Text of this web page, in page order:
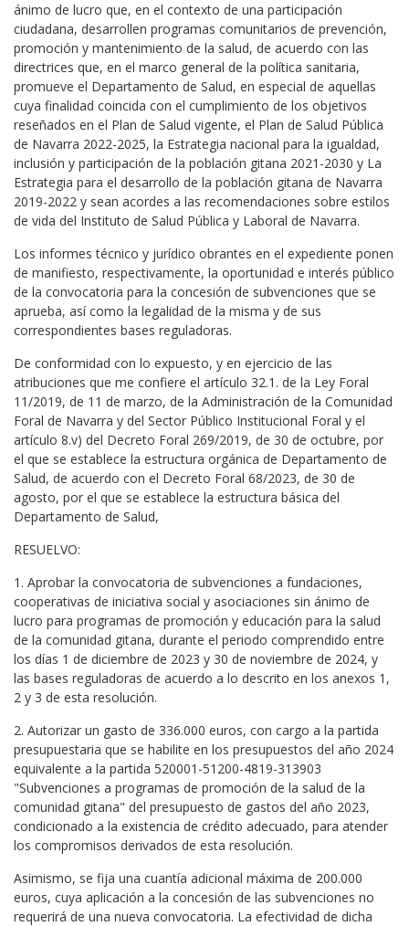
ánimo de lucro que, en el contexto de una participación
ciudadana, desarrollen programas comunitarios de prevención,
promoción y mantenimiento de la salud, de acuerdo con las
directrices que, en el marco general de la política sanitaria,
promueve el Departamento de Salud, en especial de aquellas
cuya finalidad coincida con el cumplimiento de los objetivos
reseñados en el Plan de Salud vigente, el Plan de Salud Pública
de Navarra 2022-2025, la Estrategia nacional para la igualdad,
inclusión y participación de la población gitana 2021-2030 y La
Estrategia para el desarrollo de la población gitana de Navarra
2019-2022 y sean acordes a las recomendaciones sobre estilos
de vida del Instituto de Salud Pública y Laboral de Navarra.
Los informes técnico y jurídico obrantes en el expediente ponen
de manifiesto, respectivamente, la oportunidad e interés público
de la convocatoria para la concesión de subvenciones que se
aprueba, así como la legalidad de la misma y de sus
correspondientes bases reguladoras.
De conformidad con lo expuesto, y en ejercicio de las
atribuciones que me confiere el artículo 32.1. de la Ley Foral
11/2019, de 11 de marzo, de la Administración de la Comunidad
Foral de Navarra y del Sector Público Institucional Foral y el
artículo 8.v) del Decreto Foral 269/2019, de 30 de octubre, por
el que se establece la estructura orgánica de Departamento de
Salud, de acuerdo con el Decreto Foral 68/2023, de 30 de
agosto, por el que se establece la estructura básica del
Departamento de Salud,
RESUELVO:
1. Aprobar la convocatoria de subvenciones a fundaciones,
cooperativas de iniciativa social y asociaciones sin ánimo de
lucro para programas de promoción y educación para la salud
de la comunidad gitana, durante el periodo comprendido entre
los días 1 de diciembre de 2023 y 30 de noviembre de 2024, y
las bases reguladoras de acuerdo a lo descrito en los anexos 1,
2 y 3 de esta resolución.
2. Autorizar un gasto de 336.000 euros, con cargo a la partida
presupuestaria que se habilite en los presupuestos del año 2024
equivalente a la partida 520001-51200-4819-313903
"Subvenciones a programas de promoción de la salud de la
comunidad gitana" del presupuesto de gastos del año 2023,
condicionado a la existencia de crédito adecuado, para atender
los compromisos derivados de esta resolución.
Asimismo, se fija una cuantía adicional máxima de 200.000
euros, cuya aplicación a la concesión de las subvenciones no
requerirá de una nueva convocatoria. La efectividad de dicha